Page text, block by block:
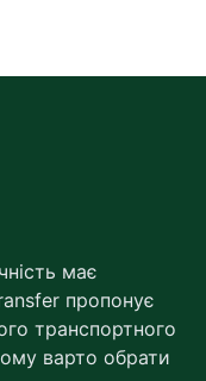
має
пропонує
транспортного
варто обрати